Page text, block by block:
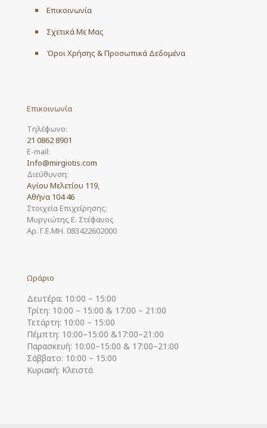
Επικοινωνία
Σχετικά Με Μας
Όροι Χρήσης & Προσωπικά Δεδομένα
Επικοινωνία
Τηλέφωνο:
21 0862 8901
E-mail:
Info@mirgiotis.com
Διεύθυνση:
Αγίου Μελετίου 119,
Αθήνα 104 46
Στοιχεία Επιχείρησης:
Μυργιώτης Ε. Στέφανος
Αρ. Γ.Ε.ΜΗ. 083422602000
Ωράριο
Δευτέρα: 10:00 – 15:00
Τρίτη: 10:00 – 15:00 & 17:00 – 21:00
Τετάρτη: 10:00 – 15:00
Πέμπτη: 10:00–15:00 &17:00–21:00
Παρασκευή: 10:00–15:00 & 17:00–21:00
Σάββατο: 10:00 – 15:00
Κυριακή: Κλειστά